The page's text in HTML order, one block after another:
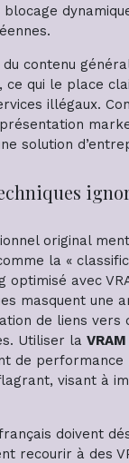
contenu
ce qui le place
illégaux.
solution
original
la «
optimisé avec
masquent une
de liens vers
Utiliser la VRAM
de performance
visant à
doivent
recourir à des